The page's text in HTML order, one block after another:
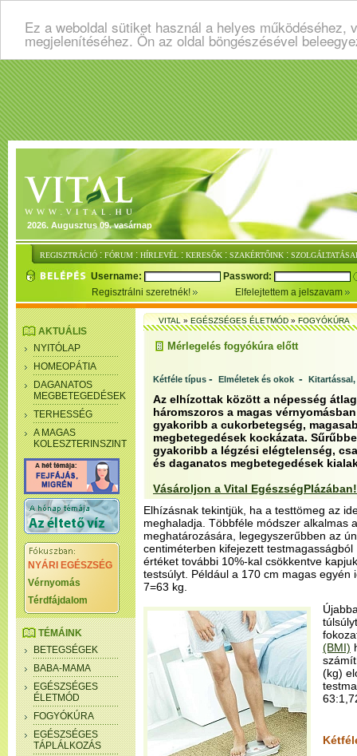
Ez a weboldal sütiket használ a helyes
megjelenítéséhez. Ön az oldal böngészésével
2026. Augusztus 09. vasárnap
REGISZTRÁCIÓ : FÓRUM : HÍRLEVÉL : KERESŐK : SZAKÉRTŐINK :
Username:
Password:
Regisztrálni szeretnék!
Elfelejtettem a jelszavam
AKTUÁLIS
NYITÓLAP
HOMEOPÁTIA
DAGANATOS
MEGBETEGEDÉSEK
TERHESSÉG
A MAGAS
KOLESZTERINSZINT
NYÁRI EGÉSZSÉG
Vérnyomás
Térdfájdalom
TÉMÁINK
BETEGSÉGEK
BABA-MAMA
EGÉSZSÉGES
ÉLETMÓD
FOGYÓKÚRA
EGÉSZSÉGES
TÁPLÁLKOZÁS
VITAL»EGÉSZSÉGES ÉLETMÓD»FOGYÓKÚRA
Mérlegelés fogyókúra előtt
Kétféle típus - Elméletek és okok -
Az elhízottak között a népesség
háromszoros a magas
gyakoribb a cukorbetegség,
megbetegedések kockázata.
gyakoribb a légzési elégtelenség,
és daganatos megbetegedések
Vásároljon a Vital
Elhízásnak tekintjük, ha a testtömeg az
meghaladja. Többféle módszer alkalmas
meghatározására, legegyszerűbben az
centiméterben kifejezett
értéket további 10%-kal csökkentve
testsúlyt. Például a 170 cm magas egyén
7=63 kg.
(BMI)
(kg)